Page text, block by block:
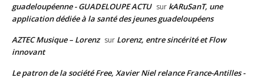
guadeloupéenne - GUADELOUPE ACTU sur kARuSanT, une
application dédiée à la santé des jeunes guadeloupéens
AZTEC Musique – Lorenz sur Lorenz, entre sincérité et Flow
innovant
Le patron de la société Free, Xavier Niel relance France-Antilles -